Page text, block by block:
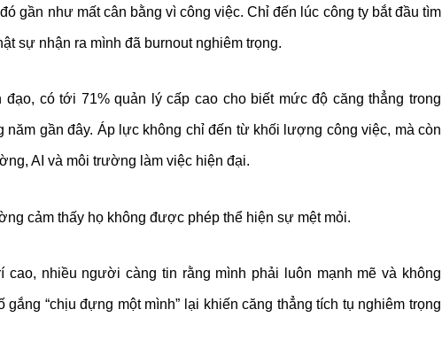
gần như mất cân bằng vì công việc. Chỉ đến lúc công ty bắt đầu tìm
sự nhận ra mình đã burnout nghiêm trọng.
có tới 71% quản lý cấp cao cho biết mức độ căng thẳng trong
năm gần đây. Áp lực không chỉ đến từ khối lượng công việc, mà còn
AI và môi trường làm việc hiện đại.
cảm thấy họ không được phép thể hiện sự mệt mỏi.
cao, nhiều người càng tin rằng mình phải luôn mạnh mẽ và không
“chịu đựng một mình” lại khiến căng thẳng tích tụ nghiêm trọng